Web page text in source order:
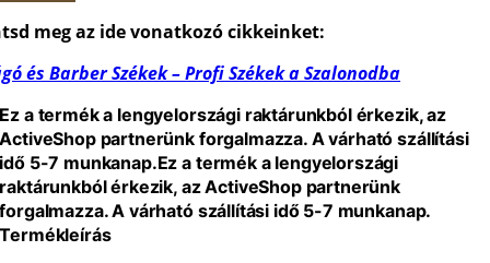
meg az ide vonatkozó cikkeinket:
és Barber Székek – Profi Székek a Szalonodba
Ez a termék a lengyelországi raktárunkból érkezik, az
ActiveShop partnerünk forgalmazza. A várható szállítási
idő 5-7 munkanap.Ez a termék a lengyelországi
raktárunkból érkezik, az ActiveShop partnerünk
forgalmazza. A várható szállítási idő 5-7 munkanap.
Termékleírás